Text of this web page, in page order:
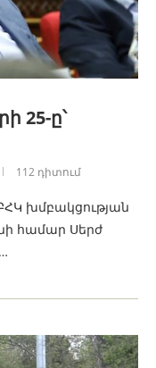
25-ը՝
112 դիտում
խմբակցության
համար Սերժ